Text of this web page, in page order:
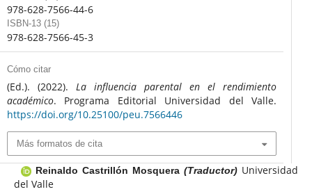
978-628-7566-44-6
ISBN-13 (15)
978-628-7566-45-3
Cómo citar
(Ed.). (2022). La influencia parental en el rendimiento
académico. Programa Editorial Universidad del Valle.
https://doi.org/10.25100/peu.7566446
Más formatos de cita
Reinaldo Castrillón Mosquera(Traductor) Universidad
del Valle